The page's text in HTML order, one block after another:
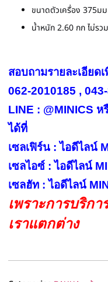
ขนาดตัวเครื่อง 375
น้ำหนัก 2.60 กก ไม่รว
สอบถามรายละเอียด
062-2010185 ,
LINE : @MINICS ห
ได้ที่
เซลเฟิร์น : ไอดีไลน์
เซลไอซ์ : ไอดีไลน์
เซลฮัท : ไอดีไลน์
เพราะการบริก
เราแตกต่าง